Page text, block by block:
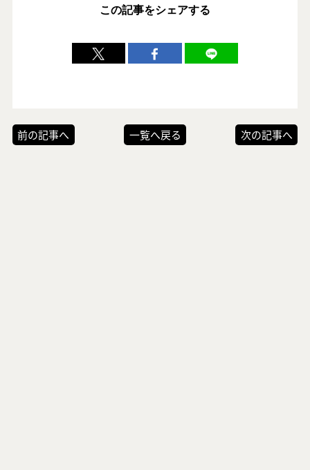
この記事をシェアする
前の記事へ 一覧へ戻る 次の記事へ